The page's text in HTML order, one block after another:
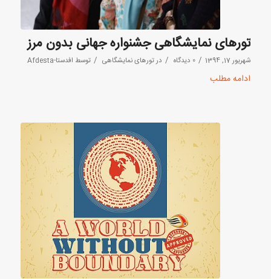
تورهای نمایشگاهی جشنواره جهانی بدون مرز
شهریور 17, 1394 / 0 دیدگاه / درتورهای نمایشگاهی / توسط افدستا-Afdesta
ادامه مطلب